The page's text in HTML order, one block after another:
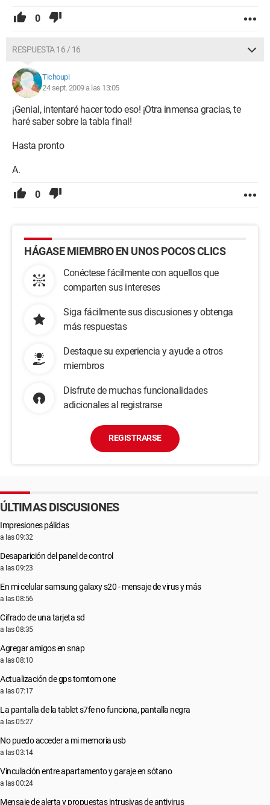
0
RESPUESTA 16 / 16
Tichoupi
24 sept. 2009 a las 13:05
¡Genial, intentaré hacer todo eso! ¡Otra inmensa gracias, te
haré saber sobre la tabla final!
Hasta pronto
A.
0
HÁGASE MIEMBRO EN UNOS POCOS CLICS
Conéctese fácilmente con aquellos que
comparten sus intereses
Siga fácilmente sus discusiones y obtenga
más respuestas
Destaque su experiencia y ayude a otros
miembros
Disfrute de muchas funcionalidades
adicionales al registrarse
REGISTRARSE
ÚLTIMAS DISCUSIONES
Impresiones pálidas
a las 09:32
Desaparición del panel de control
a las 09:23
En mi celular samsung galaxy s20 - mensaje de virus y más
a las 08:56
Cifrado de una tarjeta sd
a las 08:35
Agregar amigos en snap
a las 08:10
Actualización de gps tomtom one
a las 07:17
La pantalla de la tablet s7fe no funciona, pantalla negra
a las 05:27
No puedo acceder a mi memoria usb
a las 03:14
Vinculación entre apartamento y garaje en sótano
a las 00:24
Mensaje de alerta y propuestas intrusivas de antivirus